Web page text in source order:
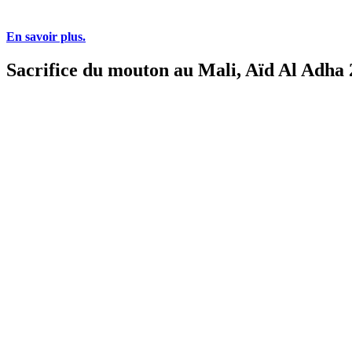
En savoir plus.
Sacrifice du mouton au Mali, Aïd Al Adha